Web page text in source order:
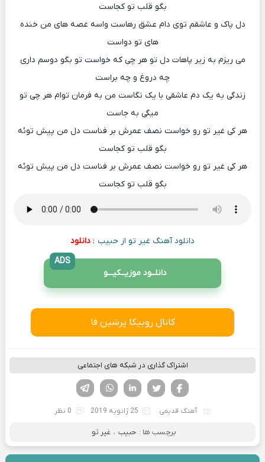
بگو قلب تو کجاست
دل پاک و عاشقم توی دام عشق رهاست واسه غصه های من خنده
های تو دواست
می ریزم به زیر پاهات دل تو هر چی که خواست تو بگو دوسم داری
چه دروغ و چه براست
زندگی به یک دم عاشقی با یک نگاست من به فرمان توام هر چی تو
میگی به جاست
هر کی غیر تو رو خواست نصف عمرش بر فناست دل من پیش توئه
بگو قلب تو کجاست
هر کی غیر تو رو خواست نصف عمرش بر فناست دل من پیش توئه
بگو قلب تو کجاست
دانلود آهنگ غیر تو از حبیب : دانلود
دانلــود موزیــکیـــو
ADS
کانال روبیکا پرشین فا
اشتراک گذاری در شبکه های اجتماعی
لینکدین تویتر
فیسوک
آهنگ قدیمی 25 ژانویه 2019 0 نظر
برچسب ها : حبیب ، غیر تو